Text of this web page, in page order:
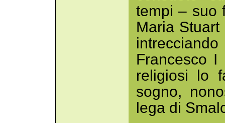
tempi – suo
Maria Stuart
Francesco
religiosi lo
sogno,
lega di